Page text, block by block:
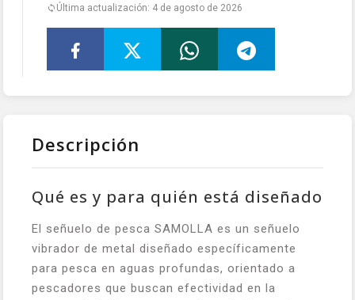
Última actualización: 4 de agosto de 2026
Descripción
Qué es y para quién está diseñado
El señuelo de pesca SAMOLLA es un señuelo
vibrador de metal diseñado específicamente
para pesca en aguas profundas, orientado a
pescadores que buscan efectividad en la